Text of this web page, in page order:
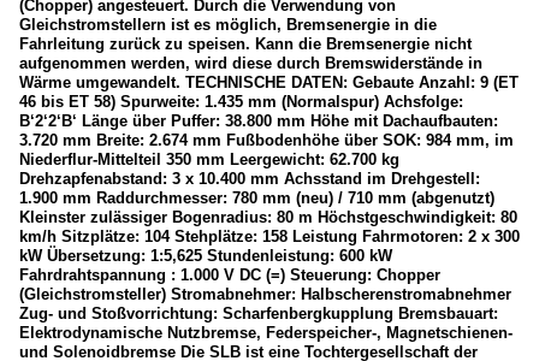
(Chopper) angesteuert. Durch die Verwendung von
Gleichstromstellern ist es möglich, Bremsenergie in die
Fahrleitung zurück zu speisen. Kann die Bremsenergie nicht
aufgenommen werden, wird diese durch Bremswiderstände in
Wärme umgewandelt. TECHNISCHE DATEN: Gebaute Anzahl: 9 (ET
46 bis ET 58) Spurweite: 1.435 mm (Normalspur) Achsfolge:
B‘2‘2‘B‘ Länge über Puffer: 38.800 mm Höhe mit Dachaufbauten:
3.720 mm Breite: 2.674 mm Fußbodenhöhe über SOK: 984 mm, im
Niederflur-Mittelteil 350 mm Leergewicht: 62.700 kg
Drehzapfenabstand: 3 x 10.400 mm Achsstand im Drehgestell:
1.900 mm Raddurchmesser: 780 mm (neu) / 710 mm (abgenutzt)
Kleinster zulässiger Bogenradius: 80 m Höchstgeschwindigkeit: 80
km/h Sitzplätze: 104 Stehplätze: 158 Leistung Fahrmotoren: 2 x 300
kW Übersetzung: 1:5,625 Stundenleistung: 600 kW
Fahrdrahtspannung : 1.000 V DC (=) Steuerung: Chopper
(Gleichstromsteller) Stromabnehmer: Halbscherenstromabnehmer
Zug- und Stoßvorrichtung: Scharfenbergkupplung Bremsbauart:
Elektrodynamische Nutzbremse, Federspeicher-, Magnetschienen-
und Solenoidbremse Die SLB ist eine Tochtergesellschaft der